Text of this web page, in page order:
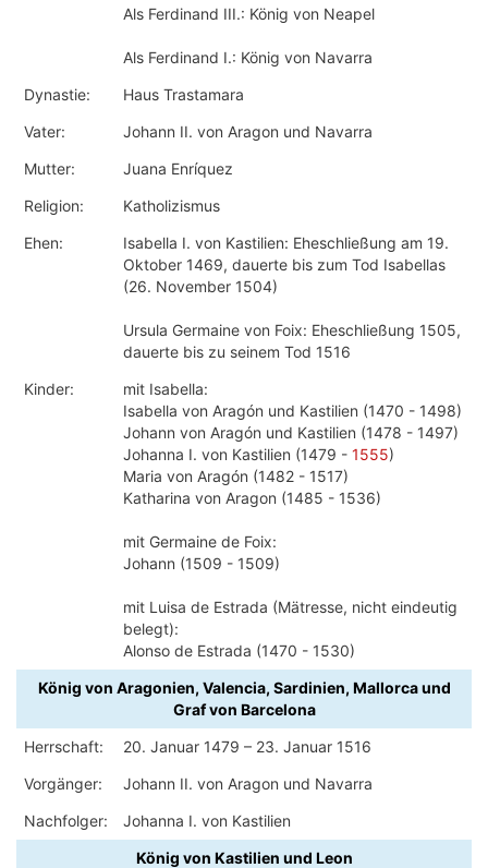
Als Ferdinand III.: König von Neapel
Als Ferdinand I.: König von Navarra
Dynastie:
Haus Trastamara
Vater:
Johann II. von Aragon und Navarra
Mutter:
Juana Enríquez
Religion:
Katholizismus
Ehen:
Isabella I. von Kastilien: Eheschließung am 19.
Oktober 1469, dauerte bis zum Tod Isabellas
(26. November 1504)
Ursula Germaine von Foix: Eheschließung 1505,
dauerte bis zu seinem Tod 1516
Kinder:
mit Isabella:
Isabella von Aragón und Kastilien (1470 - 1498)
Johann von Aragón und Kastilien (1478 - 1497)
Johanna I. von Kastilien (1479 - 1555)
Maria von Aragón (1482 - 1517)
Katharina von Aragon (1485 - 1536)
mit Germaine de Foix:
Johann (1509 - 1509)
mit Luisa de Estrada (Mätresse, nicht eindeutig
belegt):
Alonso de Estrada (1470 - 1530)
König von Aragonien, Valencia, Sardinien, Mallorca und
Graf von Barcelona
Herrschaft:
20. Januar 1479 – 23. Januar 1516
Vorgänger:
Johann II. von Aragon und Navarra
Nachfolger:
Johanna I. von Kastilien
König von Kastilien und Leon